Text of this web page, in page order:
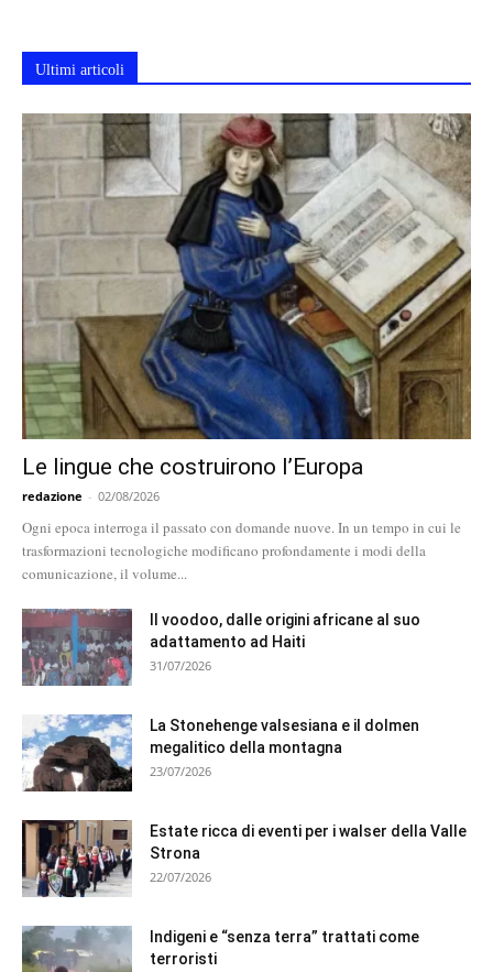
Ultimi articoli
Le lingue che costruirono l’Europa
redazione - 02/08/2026
Ogni epoca interroga il passato con domande nuove. In un tempo in cui le
trasformazioni tecnologiche modificano profondamente i modi della
comunicazione, il volume...
Il voodoo, dalle origini africane al suo
adattamento ad Haiti
31/07/2026
La Stonehenge valsesiana e il dolmen
megalitico della montagna
23/07/2026
Estate ricca di eventi per i walser della Valle
Strona
22/07/2026
Indigeni e “senza terra” trattati come
terroristi